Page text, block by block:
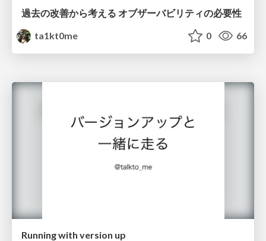
過去の改善から考える オブザーバビリティの必要性
ta1kt0me
0 66
Running with version up